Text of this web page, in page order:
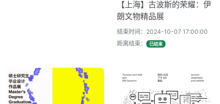
【上海】古波斯的荣耀：伊
朗文物精品展
结束时间：2024-10-07 17:00:00
距离结束：
已结束